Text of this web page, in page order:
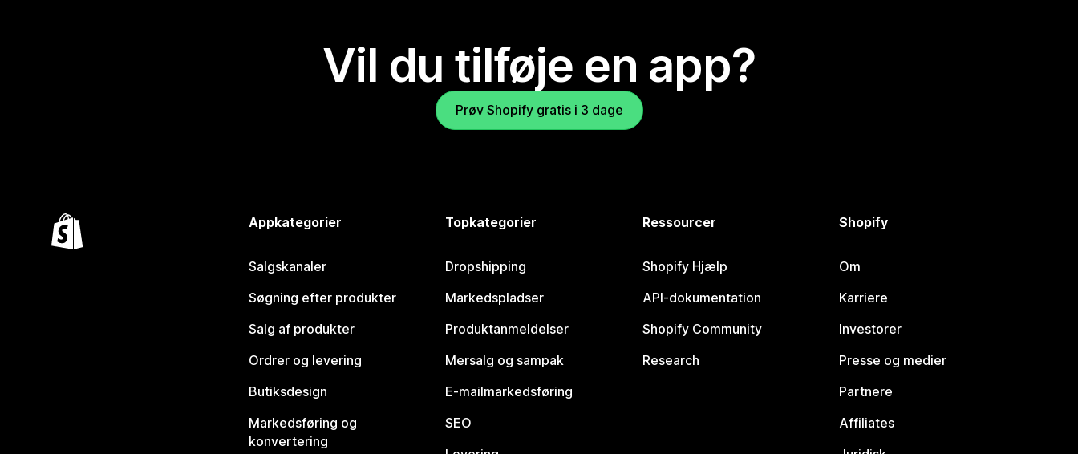
Vil du tilføje en app?
Prøv Shopify gratis i 3 dage
Appkategorier
Salgskanaler
Søgning efter produkter
Salg af produkter
Ordrer og levering
Butiksdesign
Markedsføring og
konvertering
Topkategorier
Dropshipping
Markedspladser
Produktanmeldelser
Mersalg og sampak
E-mailmarkedsføring
SEO
Ressourcer
Shopify Hjælp
API-dokumentation
Shopify Community
Research
Shopify
Om
Karriere
Investorer
Presse og medier
Partnere
Affiliates